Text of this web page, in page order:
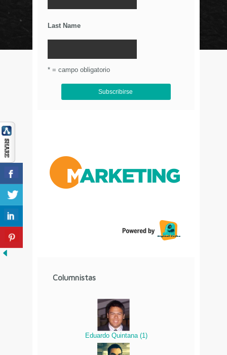
Last Name
* = campo obligatorio
Columnistas
Eduardo Quintana (1)
© Circulo Marketing 2016. Todos los derechos
reservados.
Aviso de Privacidad